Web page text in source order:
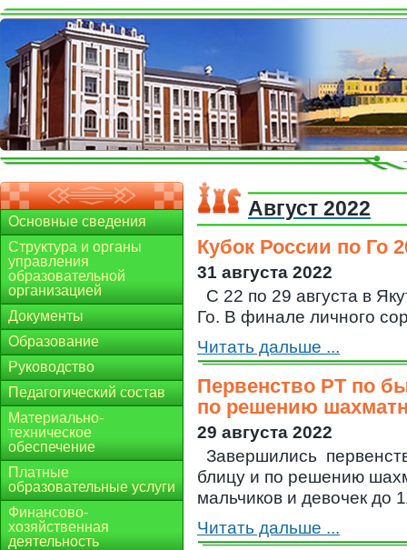
Основные сведения
Структура и органы
управления
образовательной
организацией
Документы
Образование
Руководство
Педагогический состав
Материально-
техническое
обеспечение
Платные
образовательные услуги
Финансово-
хозяйственная
деятельность
Август 2022
Кубок России по Го
31 августа 2022
С 22 по 29 августа в
Го. В финале личного
Читать дальше ...
Первенство РТ по
по решению
29 августа 2022
Завершились
блицу и по решению
мальчиков и девочек до
Читать дальше ...